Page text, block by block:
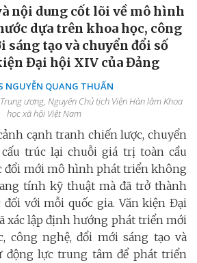
nội dung cốt lõi về mô hình
dựa trên khoa học, công
sáng tạo và chuyển đổi số
Đại hội XIV của Đảng
NGUYỄN QUANG THUẤN
ương, Nguyên Chủ tịch Viện Hàn lâm Khoa
học xã hội Việt Nam
cạnh tranh chiến lược, chuyển
trúc lại chuỗi giá trị toàn cầu
đổi mới mô hình phát triển không
tính kỹ thuật mà đã trở thành
đối với mỗi quốc gia. Văn kiện Đại
xác lập định hướng phát triển mới
công nghệ, đổi mới sáng tạo và
động lực trung tâm để phát triển